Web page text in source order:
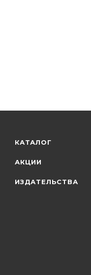
КАТАЛОГ
АКЦИИ
ИЗДАТЕЛЬСТВА